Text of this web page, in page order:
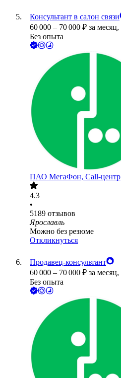
Консультант в салон связи
60 000 – 70 000 ₽ за месяц,
Без опыта
ПАО МегаФон, Call-центр
4.3
•
5189 отзывов
Ярославль
Можно без резюме
Откликнуться
Продавец-консультант
60 000 – 70 000 ₽ за месяц,
Без опыта